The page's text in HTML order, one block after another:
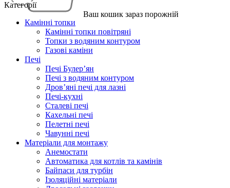
Ваш кошик зараз порожній
Категорії
Камінні топки
Камінні топки повітряні
Топки з водяним контуром
Газові каміни
Печі
Печі Булер’ян
Печі з водяним контуром
Дров’яні печі для лазні
Печі-кухні
Сталеві печі
Кахельні печі
Пелетні печі
Чавунні печі
Матеріали для монтажу
Анемостати
Автоматика для котлів та камінів
Байпаси для турбін
Ізоляційні матеріали